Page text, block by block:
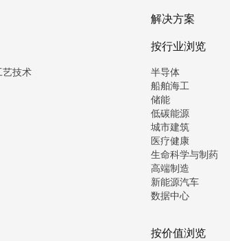
艺技术
解决方案
按行业浏览
半导体
船舶海工
储能
低碳能源
城市建筑
医疗健康
生命科学与制药
高端制造
新能源汽车
数据中心
按价值浏览